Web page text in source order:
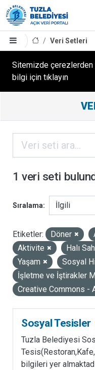
Veri Setleri
Sitemizde çerezlerden
bilgi için tıklayın
Sonuçları
ORGANIZASYONLAR
KATEGORILER
ETIKETLER
LISANSLAR
1 veri seti
Sıralama
Etiketler: Döner
Aktivite
Halı
Yaşam
Sosyal
İşletme ve İştirakler
Creative Commons -
Sosyal Tesisler
Tuzla Belediyesi
bilgileri yer